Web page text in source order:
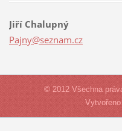
Jiří Chalupný
Pajny@seznam.cz
© 2012 Všechna